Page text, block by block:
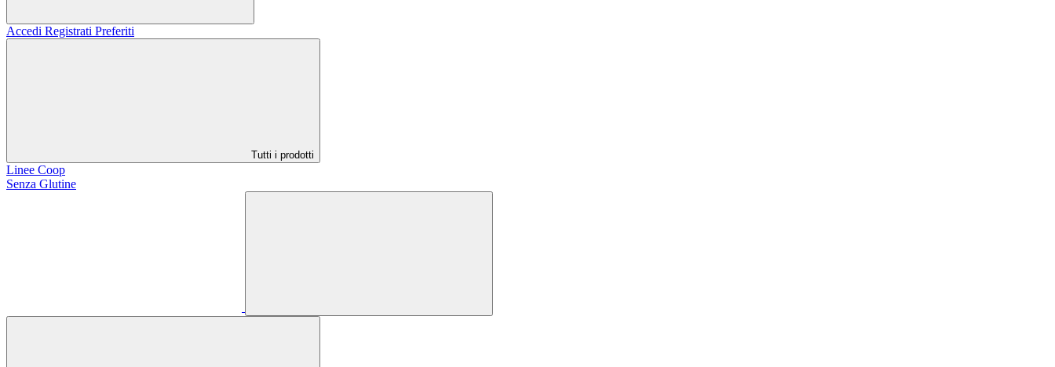
Accedi Registrati Preferiti
Tutti i prodotti
Linee Coop
Senza Glutine